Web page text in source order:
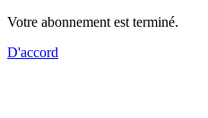
Votre abonnement est terminé.
D'accord